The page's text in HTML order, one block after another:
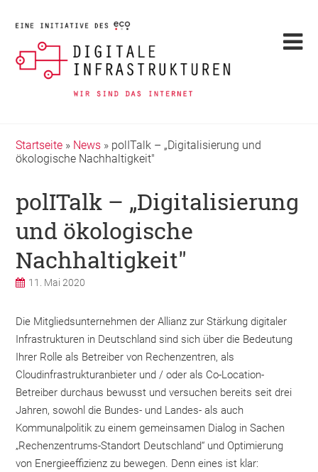
Startseite » News » polITalk – „Digitalisierung und
ökologische Nachhaltigkeit"
polITalk – „Digitalisierung
und ökologische
Nachhaltigkeit"
11. Mai 2020
Die Mitgliedsunternehmen der Allianz zur Stärkung digitaler
Infrastrukturen in Deutschland sind sich über die Bedeutung
Ihrer Rolle als Betreiber von Rechenzentren, als
Cloudinfrastrukturanbieter und / oder als Co-Location-
Betreiber durchaus bewusst und versuchen bereits seit drei
Jahren, sowohl die Bundes- und Landes- als auch
Kommunalpolitik zu einem gemeinsamen Dialog in Sachen
„Rechenzentrums-Standort Deutschland“ und Optimierung
von Energieeffizienz zu bewegen. Denn eines ist klar: